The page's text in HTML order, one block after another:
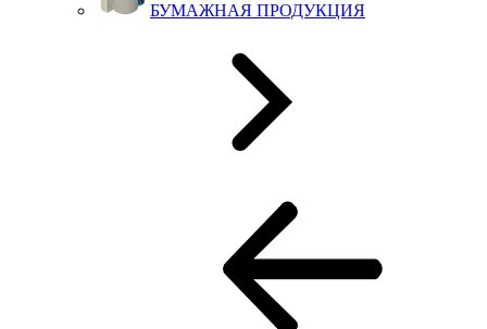
БУМАЖНАЯ ПРОДУКЦИЯ